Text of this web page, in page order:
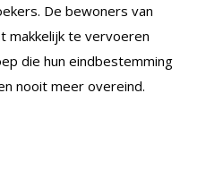
De bewoners van
makkelijk te vervoeren
die hun eindbestemming
nooit meer overeind.